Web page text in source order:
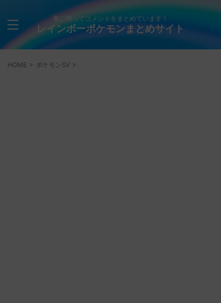
量に拘ってコメントをまとめています！
レインボーポケモンまとめサイト
HOME > ポケモンSV >